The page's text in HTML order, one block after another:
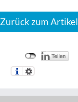
Zurück zum Artikel